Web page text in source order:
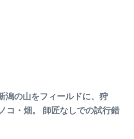
潟の山をフィールドに、狩
コ・畑。 師匠なしでの試行錯